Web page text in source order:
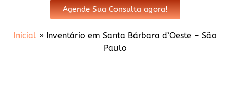
Agende Sua Consulta agora!
Inicial » Inventário em Santa Bárbara d’Oeste – São
Paulo